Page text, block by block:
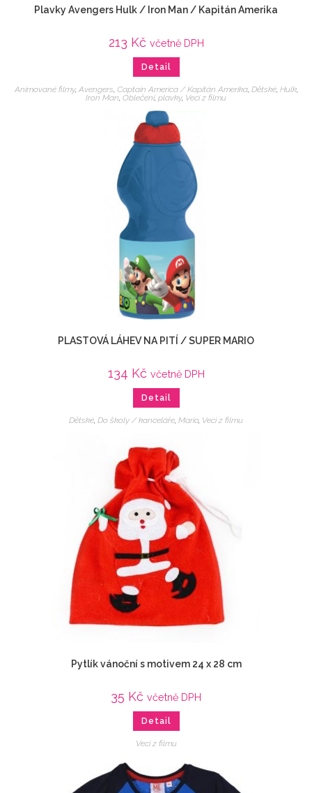
Plavky Avengers Hulk / Iron Man / Kapitán Amerika
213 Kč včetně DPH
Detail
Animované filmy, Avengers, Captain America / Kapitán Amerika, Dětské, Hulk,
Iron Man, Oblečení, plavky, Veci z filmu
PLASTOVÁ LÁHEV NA PITÍ / SUPER MARIO
134 Kč včetně DPH
Detail
Dětské, Do školy / kanceláře, Mario, Veci z filmu
Pytlík vánoční s motivem 24 x 28 cm
35 Kč včetně DPH
Detail
Veci z filmu